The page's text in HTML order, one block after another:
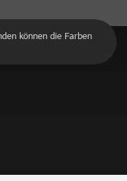
können die Farben